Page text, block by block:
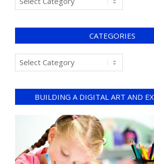
CATEGORIES
BUILDING A DIGITAL ART AND